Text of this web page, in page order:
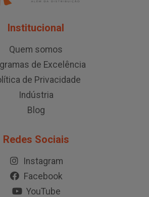
Institucional
Quem somos
de Excelência
de Privacidade
Indústria
Blog
Redes Sociais
Instagram
Facebook
YouTube